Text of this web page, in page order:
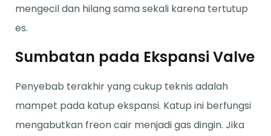
mengecil dan hilang sama sekali karena tertutup
es.
Sumbatan pada Ekspansi Valve
Penyebab terakhir yang cukup teknis adalah
mampet pada katup ekspansi. Katup ini berfungsi
mengabutkan freon cair menjadi gas dingin. Jika